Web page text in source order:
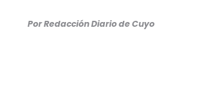
PorRedacción Diario de Cuyo